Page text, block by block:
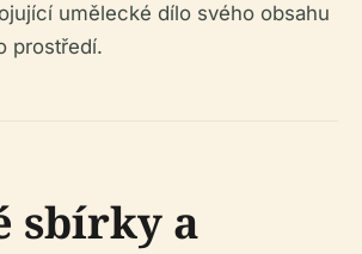
umělecké dílo svého obsahu
prostředí.
sbírky a